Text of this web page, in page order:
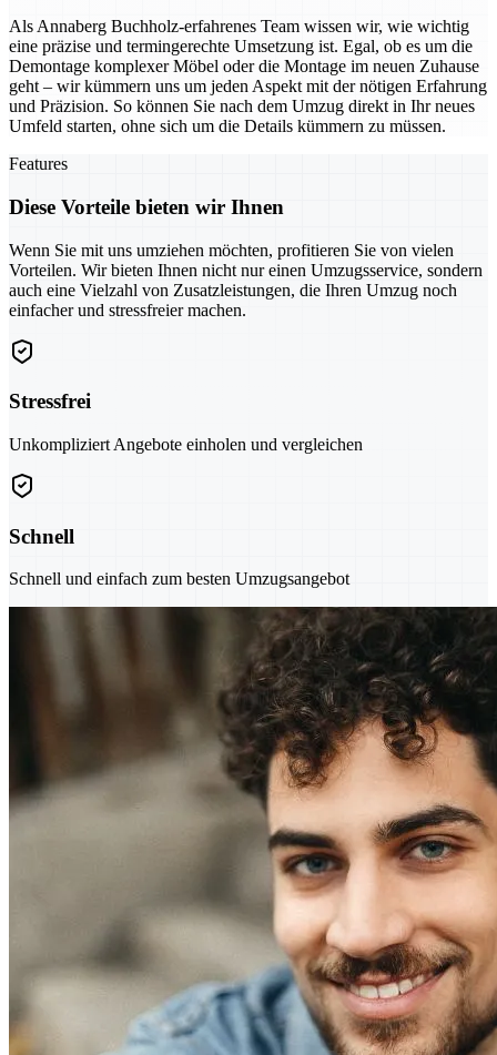
Als Annaberg Buchholz-erfahrenes Team wissen wir, wie wichtig
eine präzise und termingerechte Umsetzung ist. Egal, ob es um die
Demontage komplexer Möbel oder die Montage im neuen Zuhause
geht – wir kümmern uns um jeden Aspekt mit der nötigen Erfahrung
und Präzision. So können Sie nach dem Umzug direkt in Ihr neues
Umfeld starten, ohne sich um die Details kümmern zu müssen.
Features
Diese Vorteile bieten wir Ihnen
Wenn Sie mit uns umziehen möchten, profitieren Sie von vielen
Vorteilen. Wir bieten Ihnen nicht nur einen Umzugsservice, sondern
auch eine Vielzahl von Zusatzleistungen, die Ihren Umzug noch
einfacher und stressfreier machen.
Stressfrei
Unkompliziert Angebote einholen und vergleichen
Schnell
Schnell und einfach zum besten Umzugsangebot